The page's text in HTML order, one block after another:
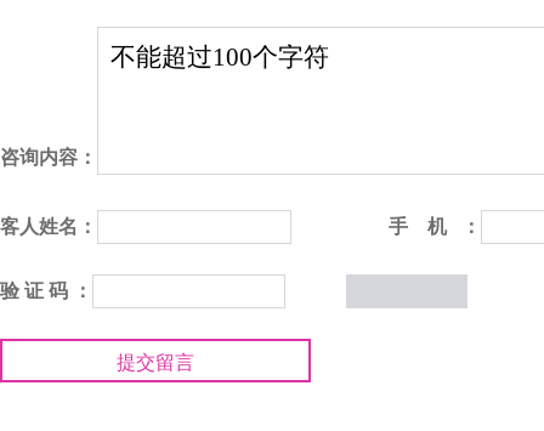
咨询内容：
客人姓名： 手 机 ：
验 证 码 ：
提交留言